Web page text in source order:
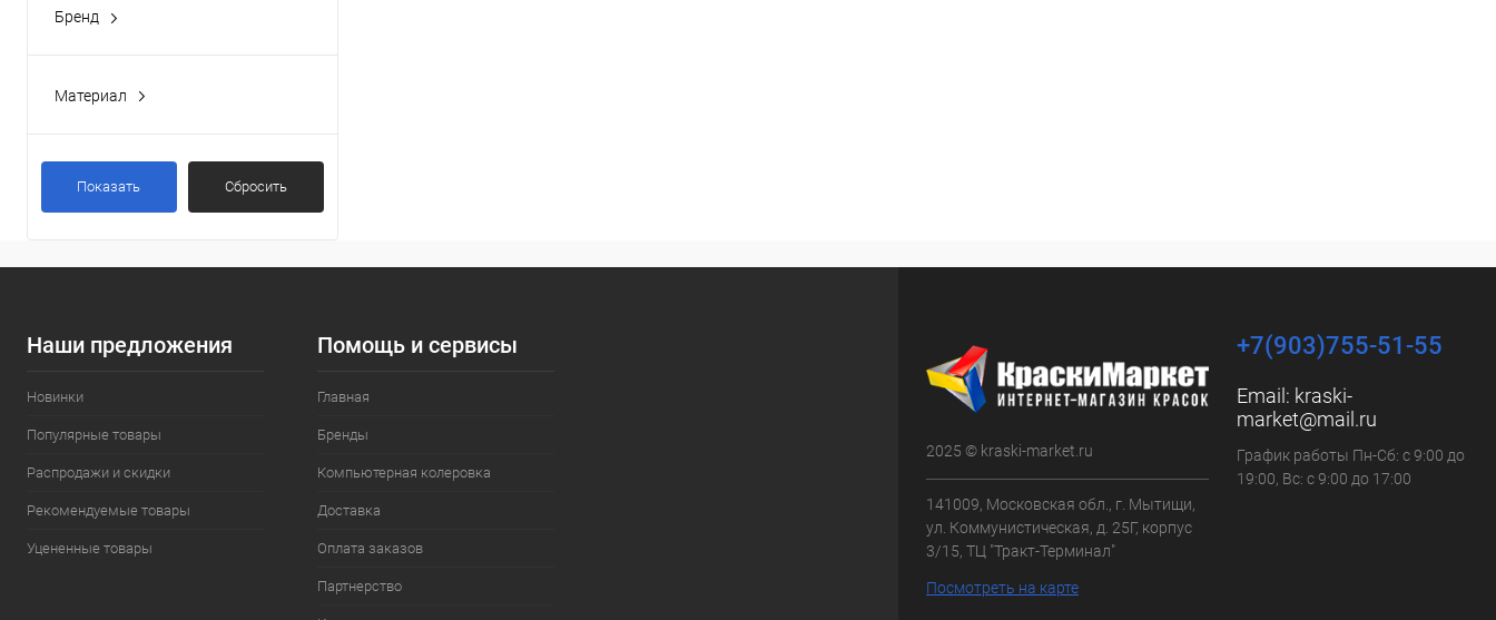
Бренд
Материал
Показать Сбросить
Наши предложения
Новинки
Популярные товары
Распродажи и скидки
Рекомендуемые товары
Уцененные товары
Помощь и сервисы
Главная
Бренды
Компьютерная колеровка
Доставка
Оплата заказов
Партнерство
2025 © kraski-market.ru
141009, Московская обл., г. Мытищи,
ул. Коммунистическая, д. 25Г, корпус
3/15, ТЦ "Тракт-Терминал"
Посмотреть на карте
+7(903)755-51-55
Email: kraski-
market@mail.ru
График работы Пн-Сб: с 9:00 до
19:00, Вс: с 9:00 до 17:00